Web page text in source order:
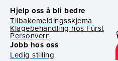
Hjelp oss å bli bedre
Tilbakemeldingsskjema
Klagebehandling hos Fürst
Personvern
Jobb hos oss
Ledig stilling